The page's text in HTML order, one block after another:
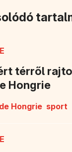
térről
Hongrie
Hongrie sport